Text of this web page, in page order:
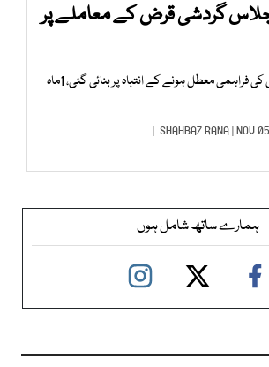
گردشی قرض کے معاملے پر
کمیٹی بجلی و گیس کی فراہمی معطل ہونے کے انتباہ پر بنائی گئی، 1ماہ
SHAHBAZ RANA| NOV
ہمارے ساتھ شامل ہوں